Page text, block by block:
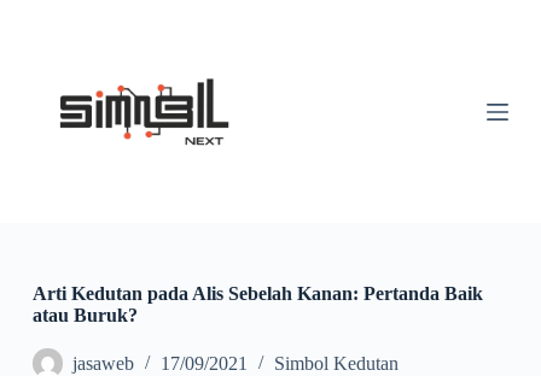
Arti Kedutan pada Alis Sebelah Kanan: Pertanda Baik
atau Buruk?
jasaweb 17/09/2021 Simbol Kedutan